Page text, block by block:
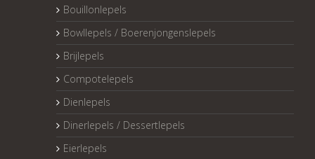
Bouillonlepels
Bowllepels / Boerenjongenslepels
Brijlepels
Compotelepels
Dienlepels
Dinerlepels / Dessertlepels
Eierlepels